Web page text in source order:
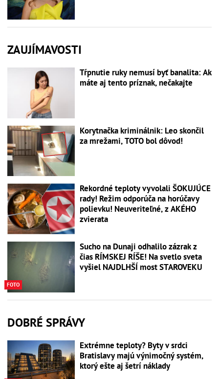
ZAUJÍMAVOSTI
Tŕpnutie ruky nemusí byť banalita: Ak
máte aj tento príznak, nečakajte
Korytnačka kriminálnik: Leo skončil
za mrežami, TOTO bol dôvod!
Rekordné teploty vyvolali ŠOKUJÚCE
rady! Režim odporúča na horúčavy
polievku! Neuveriteľné, z AKÉHO
zvierata
FOTO
Sucho na Dunaji odhalilo zázrak z
čias RÍMSKEJ RÍŠE! Na svetlo sveta
vyšiel NAJDLHŠÍ most STAROVEKU
DOBRÉ SPRÁVY
Extrémne teploty? Byty v srdci
Bratislavy majú výnimočný systém,
ktorý ešte aj šetrí náklady